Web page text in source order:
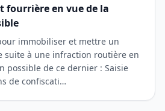
en vue de la
immobiliser et mettre un
suite à une infraction routière en
possible de ce dernier : Saisie
de confiscati…